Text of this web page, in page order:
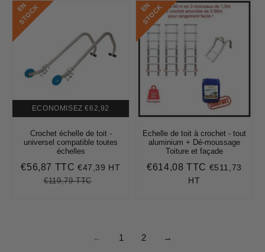
E
N
S
T
O
C
K
ECONOMISEZ €62,92
Crochet échelle de toit -
universel compatible toutes
échelles
Prix
réduit
€56,87 TTC€56,87
€47,39 HT
Prix
€119,79 TTC€119,79
E
N
S
T
O
C
K
Echelle de toit à crochet - tout
aluminium + Dé-moussage
Toiture et façade
Prix
€614,08 TTC €614,08
€511,73
HT
← 1 2 →